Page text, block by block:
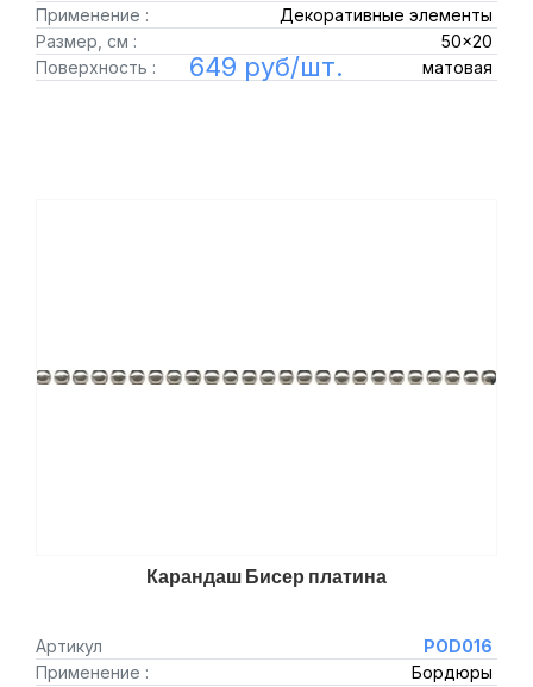
Применение :
Декоративные элементы
Размер, см :
50x20
Поверхность :
матовая
649 руб/шт.
Карандаш Бисер платина
Артикул
POD016
Применение :
Бордюры